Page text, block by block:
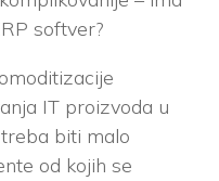
softver?
IT proizvoda u
biti malo
od kojih se